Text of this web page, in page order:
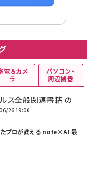
ス全般関連書籍 の
26 19:00
たプロが教える note×AI 最
電＆カメ
ラ
パソコン・
周辺機器